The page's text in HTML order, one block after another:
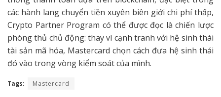
các hành lang chuyển tiền xuyên biên giới chi phí thấp,
Crypto Partner Program có thể được đọc là chiến lược
phòng thủ chủ động: thay vì cạnh tranh với hệ sinh thái
tài sản mã hóa, Mastercard chọn cách đưa hệ sinh thái
đó vào trong vòng kiểm soát của mình.
Tags: Mastercard